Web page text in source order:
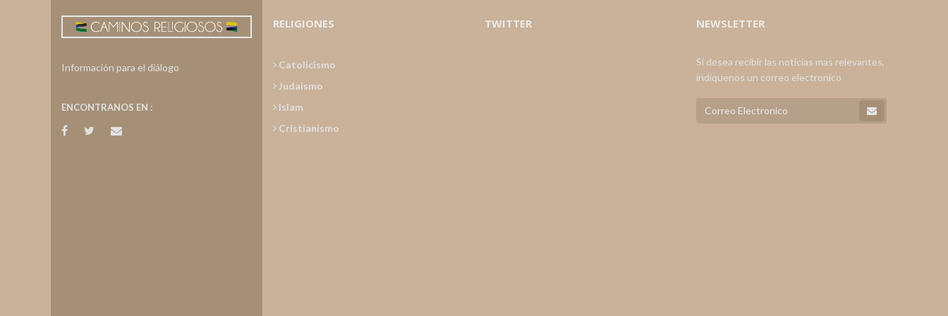
Información para el diálogo
ENCONTRANOS EN :
RELIGIONES
Catolicismo
Judaismo
Islam
Cristianismo
TWITTER NEWSLETTER
Si desea recibir las noticias mas relevantes,
indiquenos un correo electronico